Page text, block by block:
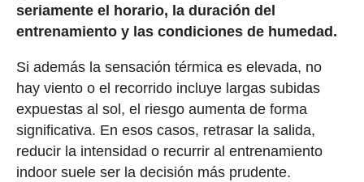
seriamente el horario, la duración del
entrenamiento y las condiciones de humedad.
Si además la sensación térmica es elevada, no
hay viento o el recorrido incluye largas subidas
expuestas al sol, el riesgo aumenta de forma
significativa. En esos casos, retrasar la salida,
reducir la intensidad o recurrir al entrenamiento
indoor suele ser la decisión más prudente.